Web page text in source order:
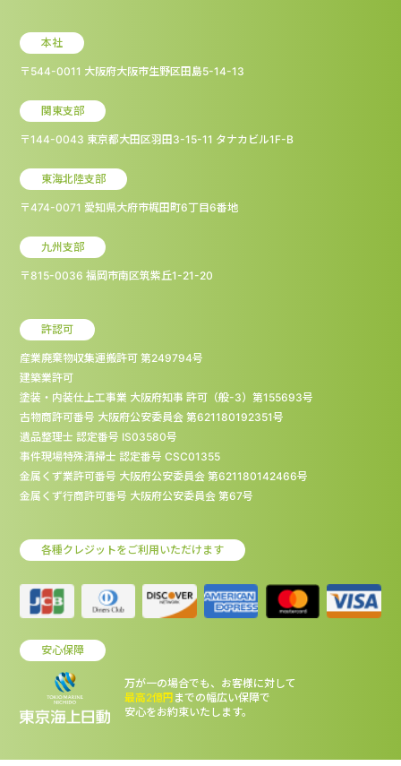
本社
〒544-0011 大阪府大阪市生野区田島5-14-13
関東支部
〒144-0043 東京都大田区羽田3-15-11 タナカビル1F-B
東海北陸支部
〒474-0071 愛知県大府市梶田町6丁目6番地
九州支部
〒815-0036 福岡市南区筑紫丘1-21-20
許認可
産業廃棄物収集運搬許可 第249794号
建築業許可
塗装・内装仕上工事業 大阪府知事 許可（般-3）第155693号
古物商許可番号 大阪府公安委員会 第621180192351号
遺品整理士 認定番号 IS03580号
事件現場特殊清掃士 認定番号 CSC01355
金属くず業許可番号 大阪府公安委員会 第621180142466号
金属くず行商許可番号 大阪府公安委員会 第67号
各種クレジットをご利用いただけます
安心保障
万が一の場合でも、お客様に対して
最高2億円 までの幅広い保障で
安心をお約束いたします。